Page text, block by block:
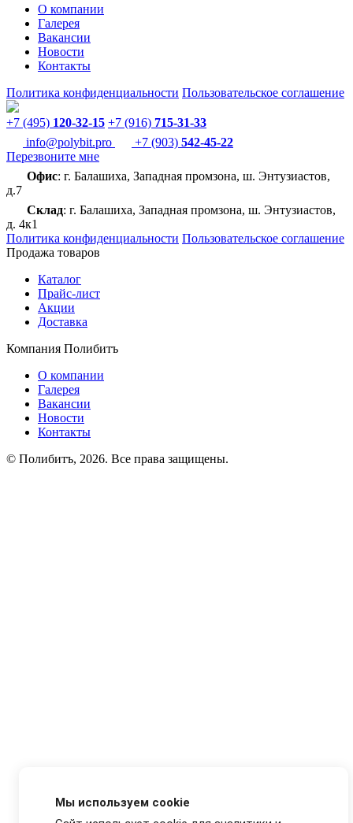
О компании
Галерея
Вакансии
Новости
Контакты
Политика конфиденциальности Пользовательское соглашение
+7 (495) 120-32-15 +7 (916) 715-31-33
info@polybit.pro
+7 (903) 542-45-22
Перезвоните мне
Офис: г. Балашиха, Западная промзона, ш. Энтузиастов,
д.7
Склад: г. Балашиха, Западная промзона, ш. Энтузиастов,
д. 4к1
Политика конфиденциальности Пользовательское соглашение
Продажа товаров
Каталог
Прайс-лист
Акции
Доставка
Компания Полибитъ
О компании
Галерея
Вакансии
Новости
Контакты
© Полибитъ, 2026. Все права защищены.
Мы используем cookie